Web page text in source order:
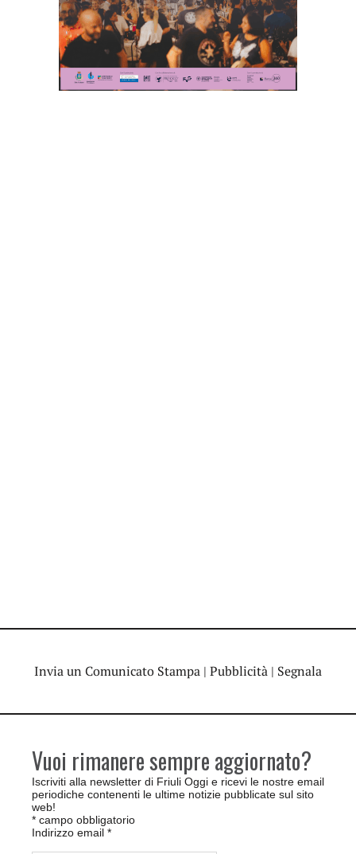
Invia un Comunicato Stampa | Pubblicità | Segnala
Vuoi rimanere sempre aggiornato?
Iscriviti alla newsletter di Friuli Oggi e ricevi le nostre email
periodiche contenenti le ultime notizie pubblicate sul sito
web!
* campo obbligatorio
Indirizzo email *